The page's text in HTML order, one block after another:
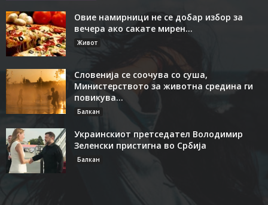
Овие намирници не се добар избор за
вечера ако сакате мирен...
Живот
Словенија се соочува со суша,
Министерството за животна средина ги
повикува...
Балкан
Украинскиот претседател Володимир
Зеленски пристигна во Србија
Балкан